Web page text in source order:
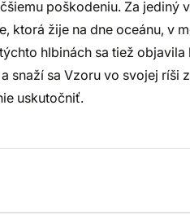
poškodeniu. Za jediný
ktorá žije na dne oceánu, v
hlbinách sa tiež
snaží sa Vzoru vo svojej ríši
uskutočniť.